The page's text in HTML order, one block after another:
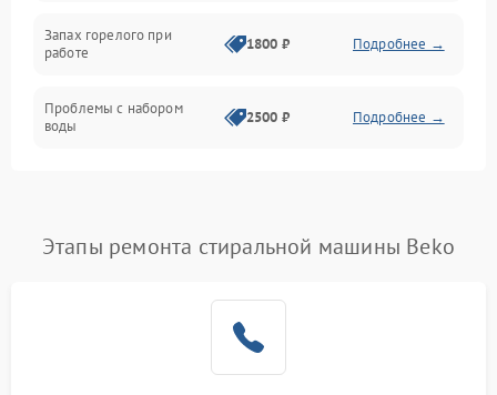
Запах горелого при
работе
1800 ₽ Подробнее →
Проблемы с набором
воды
2500 ₽ Подробнее →
Замена платы управления Подробнее →
Этапы ремонта стиральной машины Beko